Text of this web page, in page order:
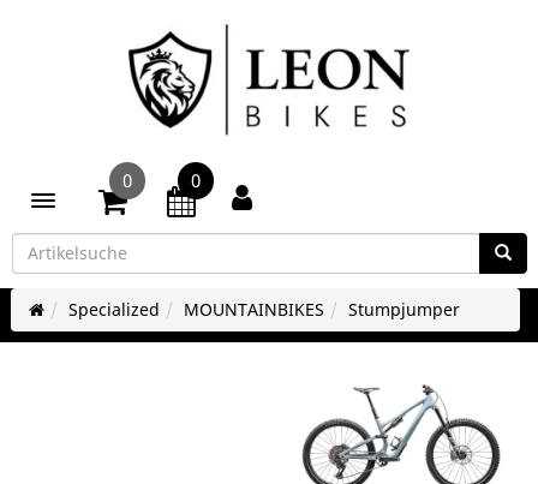
Toggle navigation
0 0
Specialized MOUNTAINBIKES Stumpjumper